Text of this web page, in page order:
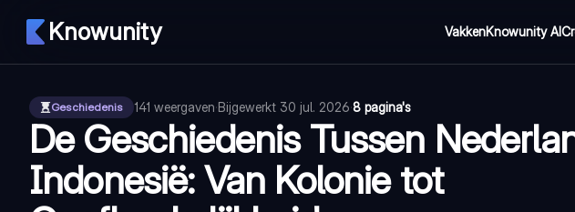
Knowunity VakkenKnowunity AI
Geschiedenis 141 weergaven·Bijgewerkt 30 jul. 2026·8 pagina's
De Geschiedenis Tussen
Indonesië: Van Kolonie tot